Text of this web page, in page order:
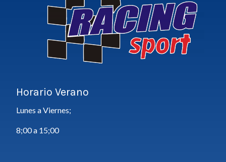
Horario Verano
Lunes a Viernes;
8;00 a 15;00